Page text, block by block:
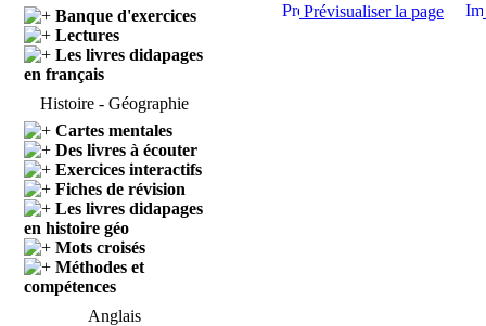
Banque d'exercices
Lectures
Les livres didapages
en français
Histoire - Géographie
Cartes mentales
Des livres à écouter
Exercices interactifs
Fiches de révision
Les livres didapages
en histoire géo
Mots croisés
Méthodes et
compétences
Anglais
Prévisualiser la page